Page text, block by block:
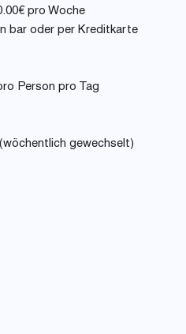
pro Woche
bar oder per Kreditkarte
Person pro Tag
gewechselt)